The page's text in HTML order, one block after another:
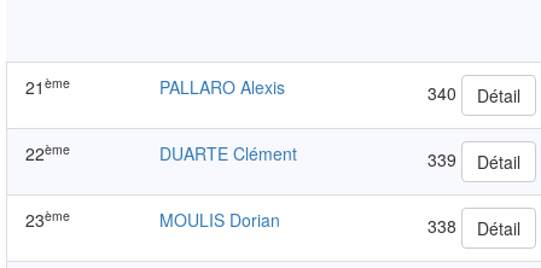
21 ème PALLARO Alexis 340 Détail
22ème DUARTE Clément 339 Détail
23ème MOULIS Dorian 338 Détail